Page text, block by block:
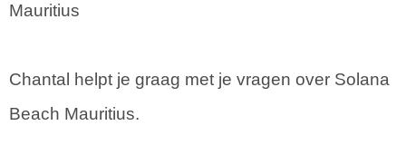
Mauritius
Chantal helpt je graag met je vragen over Solana
Beach Mauritius.